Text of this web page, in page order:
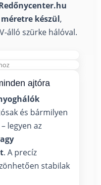
készül,
álló szürke hálóval.
ajtóra
és bármilyen
legyen az
. A precíz
stabilak